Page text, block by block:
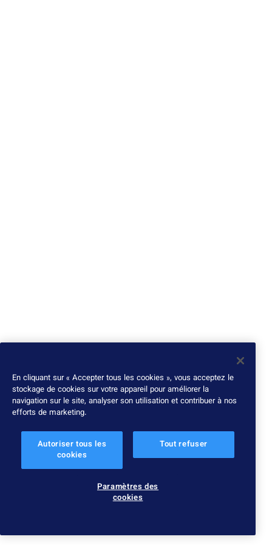
En cliquant sur « Accepter tous les cookies », vous acceptez le
stockage de cookies sur votre appareil pour améliorer la
navigation sur le site, analyser son utilisation et contribuer à nos
efforts de marketing.
Autoriser tous les
cookies
Tout refuser
Paramètres des
cookies